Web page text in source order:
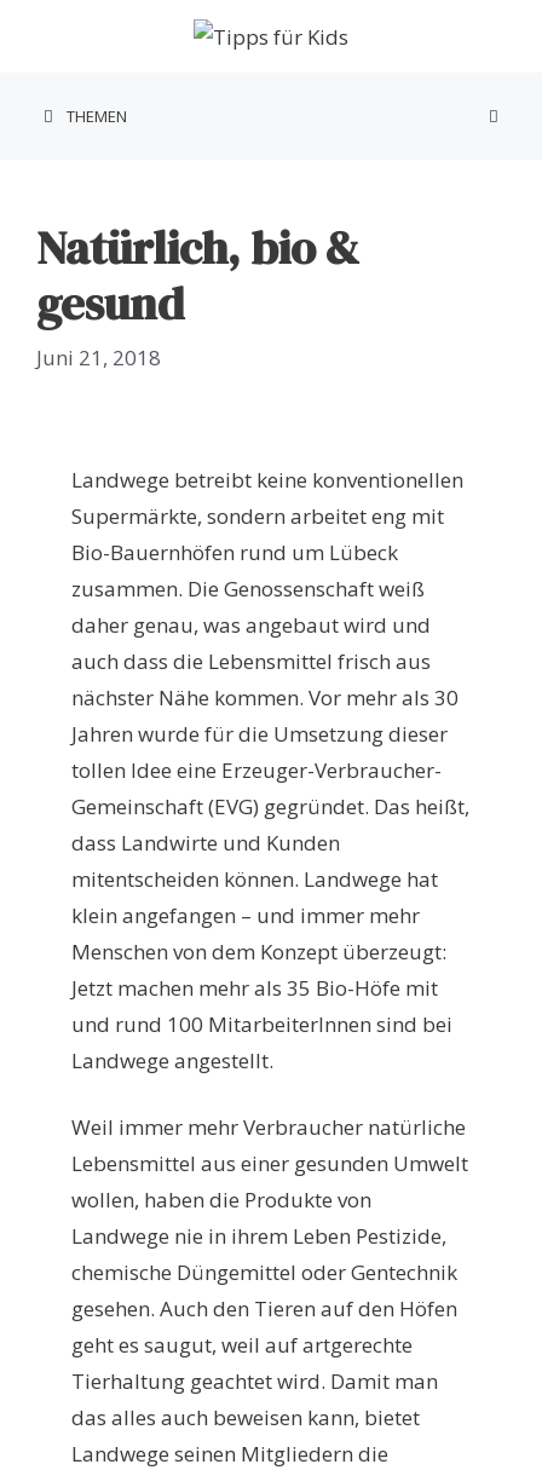
THEMEN
Natürlich, bio &
gesund
Juni 21, 2018
Landwege betreibt keine konventionellen
Supermärkte, sondern arbeitet eng mit
Bio-Bauernhöfen rund um Lübeck
zusammen. Die Genossenschaft weiß
daher genau, was angebaut wird und
auch dass die Lebensmittel frisch aus
nächster Nähe kommen. Vor mehr als 30
Jahren wurde für die Umsetzung dieser
tollen Idee eine Erzeuger-Verbraucher-
Gemeinschaft (EVG) gegründet. Das heißt,
dass Landwirte und Kunden
mitentscheiden können. Landwege hat
klein angefangen – und immer mehr
Menschen von dem Konzept überzeugt:
Jetzt machen mehr als 35 Bio-Höfe mit
und rund 100 MitarbeiterInnen sind bei
Landwege angestellt.
Weil immer mehr Verbraucher natürliche
Lebensmittel aus einer gesunden Umwelt
wollen, haben die Produkte von
Landwege nie in ihrem Leben Pestizide,
chemische Düngemittel oder Gentechnik
gesehen. Auch den Tieren auf den Höfen
geht es saugut, weil auf artgerechte
Tierhaltung geachtet wird. Damit man
das alles auch beweisen kann, bietet
Landwege seinen Mitgliedern die